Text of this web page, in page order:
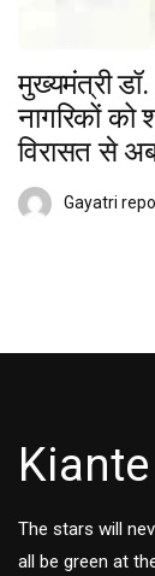
मुख्यमंत्री
नागरिकों को
विरासत से
Gayatri
Kiante
The stars will
all be green at